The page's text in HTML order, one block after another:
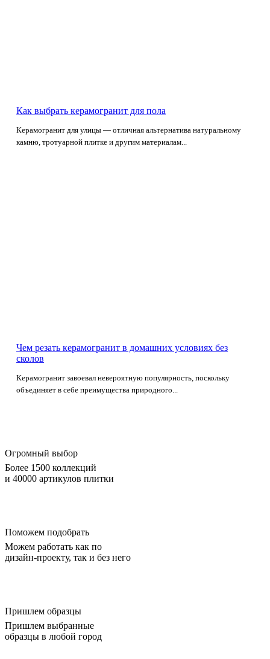
Как выбрать керамогранит для пола
Керамогранит для улицы — отличная альтернатива натуральному
камню, тротуарной плитке и другим материалам...
Чем резать керамогранит в домашних условиях без
сколов
Керамогранит завоевал невероятную популярность, поскольку
объединяет в себе преимущества природного...
Огромный выбор
Более 1500 коллекций
и 40000 артикулов плитки
Поможем подобрать
Можем работать как по
дизайн-проекту, так и без него
Пришлем образцы
Пришлем выбранные
образцы в любой город